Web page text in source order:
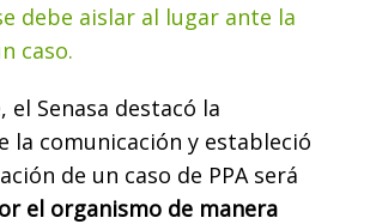
debe aislar al lugar ante la
caso.
Senasa destacó la
la comunicación y estableció
de un caso de PPA será
el organismo de manera